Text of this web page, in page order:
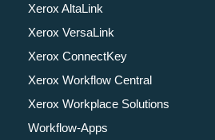
Xerox AltaLink
Xerox VersaLink
Xerox ConnectKey
Xerox Workflow Central
Xerox Workplace Solutions
Workflow-Apps